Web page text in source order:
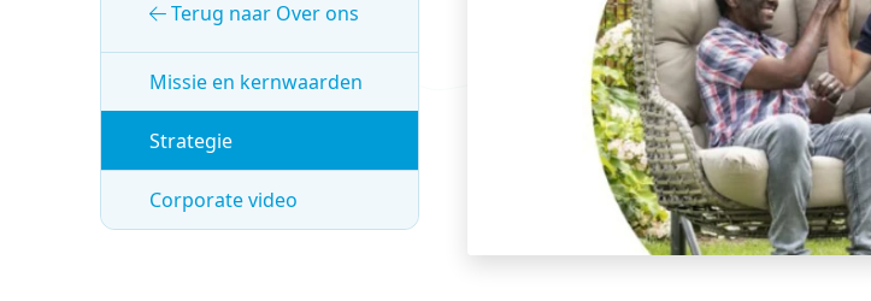
Terug naar Over ons
Missie en kernwaarden
Strategie
Corporate video